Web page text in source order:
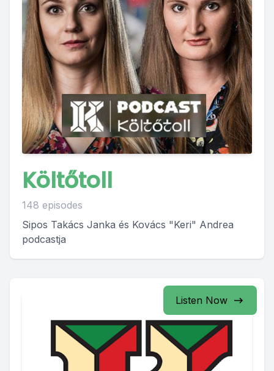
Költőtoll
148 episodes
Sipos Takács Janka és Kovács "Keri" Andrea
podcastja
Listen Now